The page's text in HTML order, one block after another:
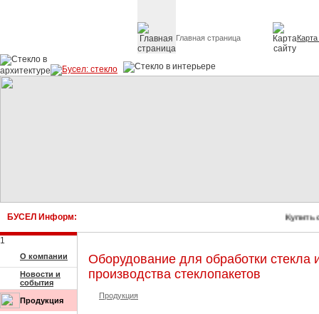
Главная страница
БУСЕЛ Информ: Купить
1
О компании
Новости и
события
Продукция
Оборудование для обработки стекла
производства стеклопакетов
Продукция